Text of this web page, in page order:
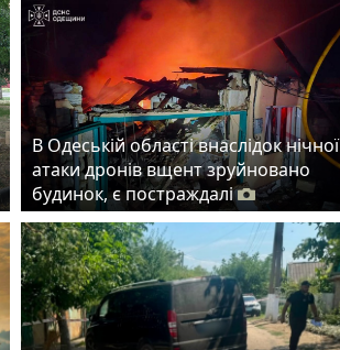
В Одеській області внаслідок нічної
атаки дронів вщент зруйновано
будинок, є постраждалі